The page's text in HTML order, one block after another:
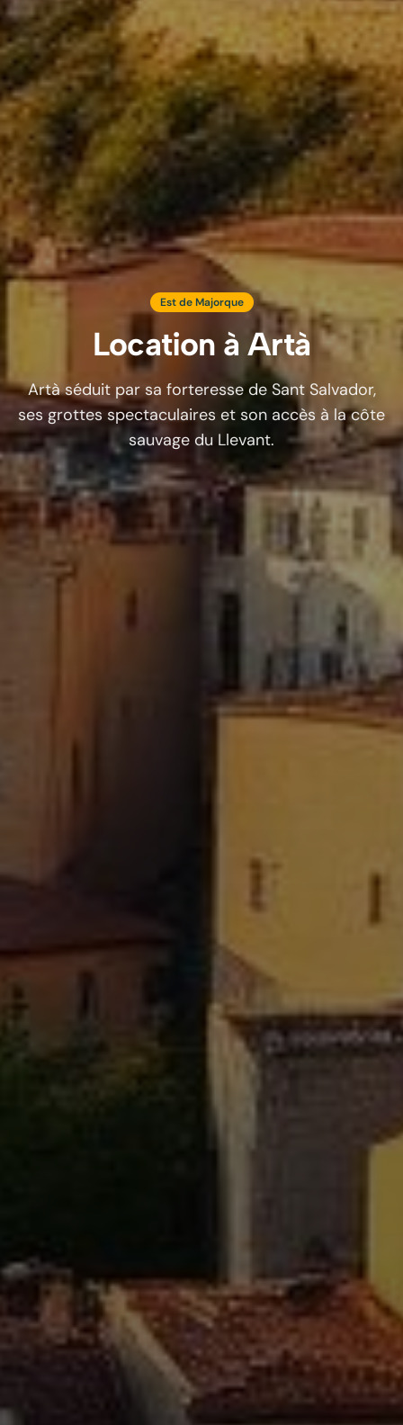
Est de Majorque
Location àArtà
Artà séduit par sa forteresse de Sant Salvador,
ses grottes spectaculaires et son accès à la côte
sauvage du Llevant.